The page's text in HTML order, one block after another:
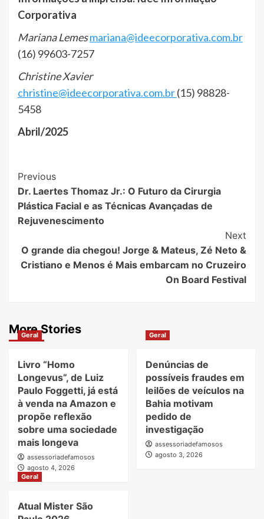
Corporativa
Mariana Lemesmariana@ideecorporativa.com.br
(16) 99603-7257
Christine Xavier
christine@ideecorporativa.com.br(15) 98828-
5458
Abril/2025
Post
Navigation
Previous
Dr. Laertes Thomaz Jr.: O Futuro da Cirurgia
Plástica Facial e as Técnicas Avançadas de
Rejuvenescimento
Next
O grande dia chegou! Jorge & Mateus, Zé Neto &
Cristiano e Menos é Mais embarcam no Cruzeiro
On Board Festival
More Stories
Geral
Livro “Homo
Longevus”, de Luiz
Paulo Foggetti, já está
à venda na Amazon e
propõe reflexão
sobre uma sociedade
mais longeva
assessoriadefamosos
agosto 4, 2026
Geral
Denúncias de
possíveis fraudes em
leilões de veículos na
Bahia motivam
pedido de
investigação
assessoriadefamosos
agosto 3, 2026
Geral
Atual Mister São